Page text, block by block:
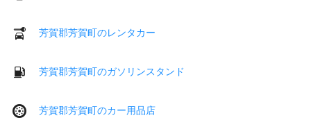
芳賀郡芳賀町のレンタカー
芳賀郡芳賀町のガソリンスタンド
芳賀郡芳賀町のカー用品店